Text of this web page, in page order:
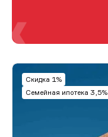
Скидка 1%
Семейная ипотека 3,5%